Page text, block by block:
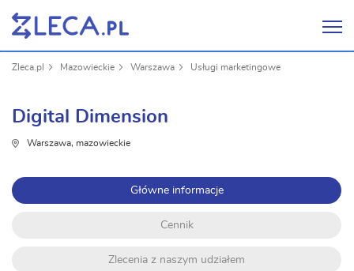
Zleca.pl Mazowieckie Warszawa Usługi marketingowe
Digital Dimension
Warszawa, mazowieckie
Główne informacje
Cennik
Zlecenia z naszym udziałem